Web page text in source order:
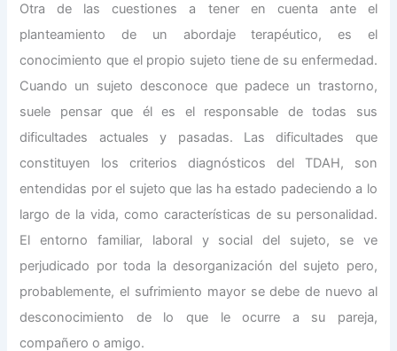
Otra de las cuestiones a tener en cuenta ante el
planteamiento de un abordaje terapéutico, es el
conocimiento que el propio sujeto tiene de su enfermedad.
Cuando un sujeto desconoce que padece un trastorno,
suele pensar que él es el responsable de todas sus
dificultades actuales y pasadas. Las dificultades que
constituyen los criterios diagnósticos del TDAH, son
entendidas por el sujeto que las ha estado padeciendo a lo
largo de la vida, como características de su personalidad.
El entorno familiar, laboral y social del sujeto, se ve
perjudicado por toda la desorganización del sujeto pero,
probablemente, el sufrimiento mayor se debe de nuevo al
desconocimiento de lo que le ocurre a su pareja,
compañero o amigo.